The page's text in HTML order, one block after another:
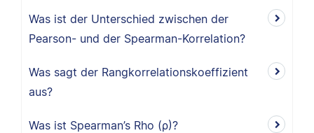
Was ist der Unterschied zwischen der
Pearson- und der Spearman-Korrelation?
Was sagt der Rangkorrelationskoeffizient
aus?
Was ist Spearman’s Rho (ρ)?